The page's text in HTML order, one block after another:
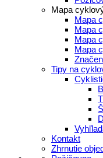
Mapa
Mapa
Mapa
Mapa
Mapa
Tipy na
Kontakt
Zhrnutie